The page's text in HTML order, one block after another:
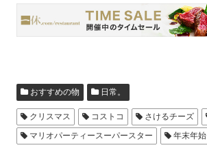
おすすめの物 日常。
クリスマス コストコ さけるチーズ
マリオパーティースーパースター
年末年始